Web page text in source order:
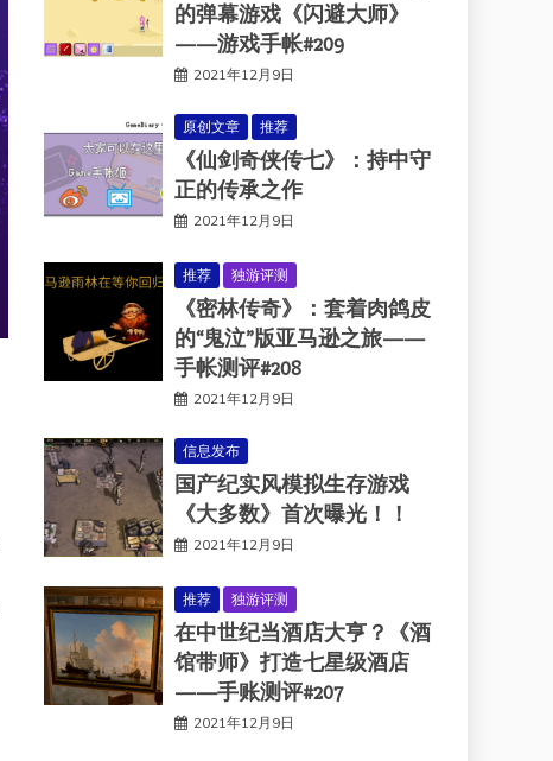
的弹幕游戏《闪避大师》
——游戏手帐#209
2021年12月9日
原创文章 推荐
《仙剑奇侠传七》：持中守
正的传承之作
2021年12月9日
推荐 独游评测
《密林传奇》：套着肉鸽皮
的“鬼泣”版亚马逊之旅——
手帐测评#208
2021年12月9日
信息发布
国产纪实风模拟生存游戏
《大多数》首次曝光！！
2021年12月9日
推荐 独游评测
在中世纪当酒店大亨？《酒
馆带师》打造七星级酒店
——手账测评#207
2021年12月9日